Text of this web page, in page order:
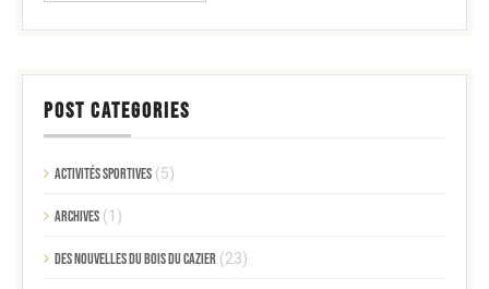
POST CATEGORIES
Activités sportives (5)
Archives (1)
Des nouvelles du Bois du Cazier (23)